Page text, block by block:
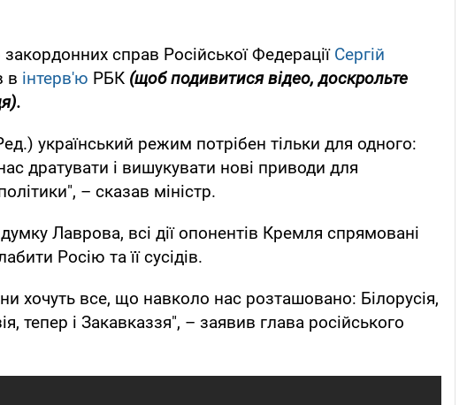
справ Російської Федерації Сергій
в інтерв'ю РБК (щоб подивитися відео, доскрольте
український режим потрібен тільки для одного:
дратувати і вишукувати нові приводи для
– сказав міністр.
Лаврова, всі дії опонентів Кремля спрямовані
Росію та її сусідів.
хочуть все, що навколо нас розташовано: Білорусія,
тепер і Закавказзя", – заявив глава російського